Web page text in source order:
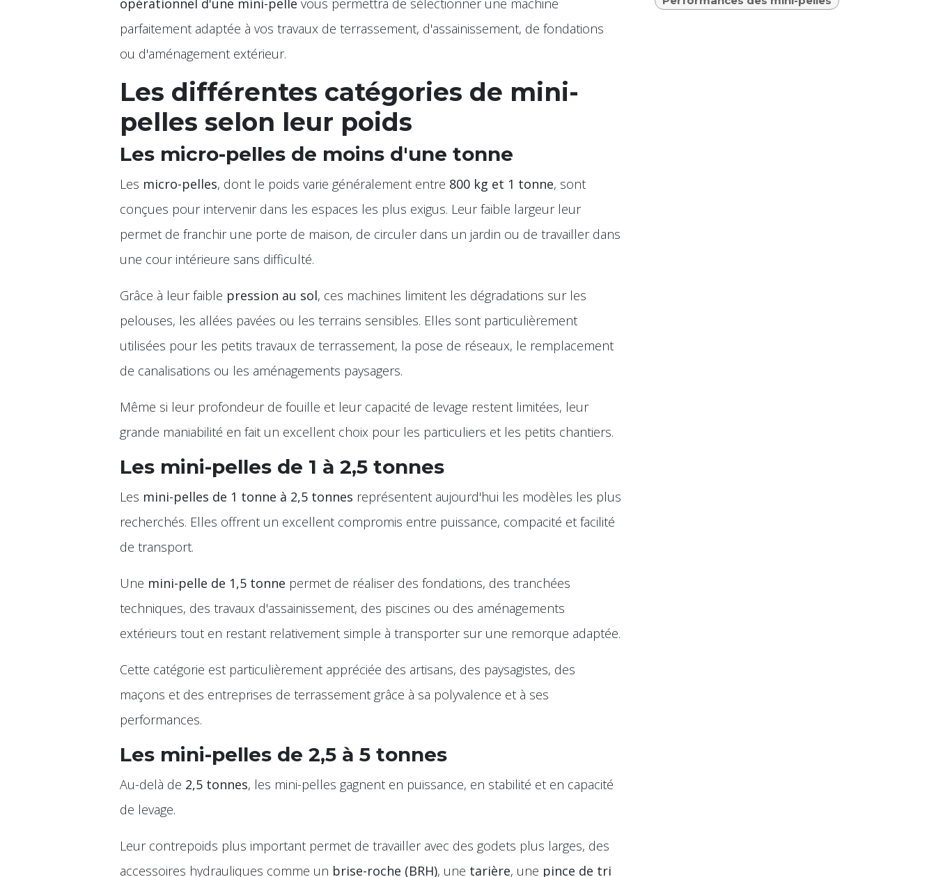
opérationnel d'une mini-pelle vous permettra de sélectionner une machine
parfaitement adaptée à vos travaux de terrassement, d'assainissement, de fondations
ou d'aménagement extérieur.
Les différentes catégories de mini-
pelles selon leur poids
Les micro-pelles de moins d'une tonne
Les micro-pelles, dont le poids varie généralement entre 800 kg et 1 tonne, sont
conçues pour intervenir dans les espaces les plus exigus. Leur faible largeur leur
permet de franchir une porte de maison, de circuler dans un jardin ou de travailler dans
une cour intérieure sans difficulté.
Grâce à leur faible pression au sol, ces machines limitent les dégradations sur les
pelouses, les allées pavées ou les terrains sensibles. Elles sont particulièrement
utilisées pour les petits travaux de terrassement, la pose de réseaux, le remplacement
de canalisations ou les aménagements paysagers.
Même si leur profondeur de fouille et leur capacité de levage restent limitées, leur
grande maniabilité en fait un excellent choix pour les particuliers et les petits chantiers.
Les mini-pelles de 1 à 2,5 tonnes
Les mini-pelles de 1 tonne à 2,5 tonnes représentent aujourd'hui les modèles les plus
recherchés. Elles offrent un excellent compromis entre puissance, compacité et facilité
de transport.
Une mini-pelle de 1,5 tonne permet de réaliser des fondations, des tranchées
techniques, des travaux d'assainissement, des piscines ou des aménagements
extérieurs tout en restant relativement simple à transporter sur une remorque adaptée.
Cette catégorie est particulièrement appréciée des artisans, des paysagistes, des
maçons et des entreprises de terrassement grâce à sa polyvalence et à ses
performances.
Les mini-pelles de 2,5 à 5 tonnes
Au-delà de 2,5 tonnes, les mini-pelles gagnent en puissance, en stabilité et en capacité
de levage.
Leur contrepoids plus important permet de travailler avec des godets plus larges, des
accessoires hydrauliques comme un brise-roche (BRH), une tarière, une pince de tri